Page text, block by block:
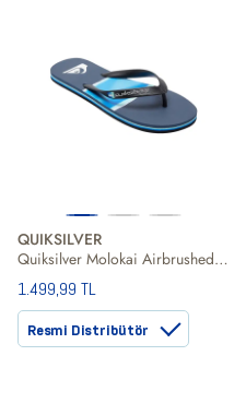
QUIKSILVER
Quiksilver Molokai Airbrushed Erkek Terlik
1.499,99 TL
Resmi Distribütör